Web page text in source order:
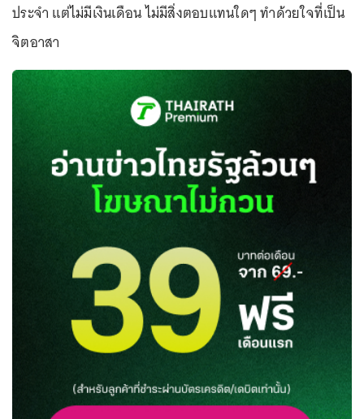
ประจำ แต่ไม่มีเงินเดือน ไม่มีสิ่งตอบแทนใดๆ ทำด้วยใจที่เป็น
จิตอาสา